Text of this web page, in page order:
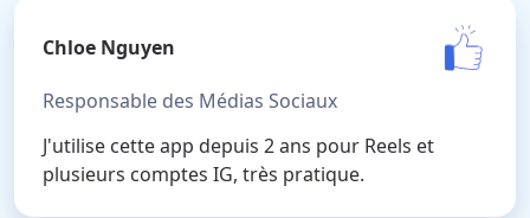
Chloe Nguyen
Responsable des Médias Sociaux
J'utilise cette app depuis 2 ans pour Reels et
plusieurs comptes IG, très pratique.